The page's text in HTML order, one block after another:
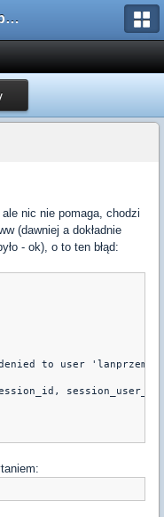
AMXX.pl: Support AMX Mod X i SourceMod
nic nie pomaga, chodzi
(dawniej a dokładnie
- ok), o to ten błąd:
denied to user